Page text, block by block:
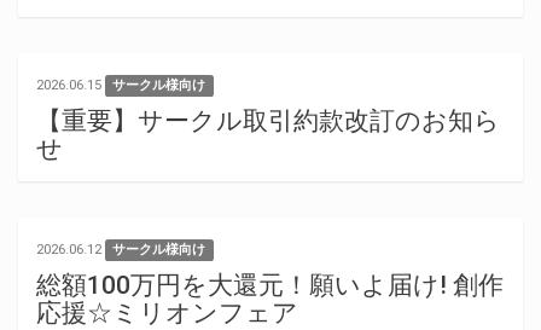
2026.06.15 サークル様向け
【重要】サークル取引約款改訂のお知ら
せ
2026.06.12 サークル様向け
総額100万円を大還元！願いよ届け! 創作
応援☆ミリオンフェア